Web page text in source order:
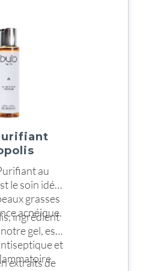
la peau.
20ml
au
le soin idéal
grasses
acnéique.
ingrédient
gel, est
et
extraitsde